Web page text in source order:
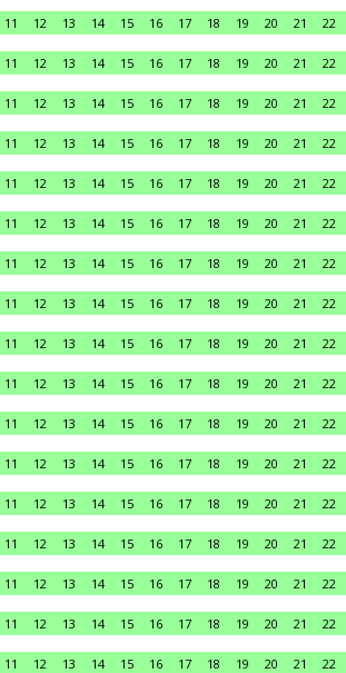
11 12 13 14 15 16 17 18 19 20 21 22
11 12 13 14 15 16 17 18 19 20 21 22
11 12 13 14 15 16 17 18 19 20 21 22
11 12 13 14 15 16 17 18 19 20 21 22
11 12 13 14 15 16 17 18 19 20 21 22
11 12 13 14 15 16 17 18 19 20 21 22
11 12 13 14 15 16 17 18 19 20 21 22
11 12 13 14 15 16 17 18 19 20 21 22
11 12 13 14 15 16 17 18 19 20 21 22
11 12 13 14 15 16 17 18 19 20 21 22
11 12 13 14 15 16 17 18 19 20 21 22
11 12 13 14 15 16 17 18 19 20 21 22
11 12 13 14 15 16 17 18 19 20 21 22
11 12 13 14 15 16 17 18 19 20 21 22
11 12 13 14 15 16 17 18 19 20 21 22
11 12 13 14 15 16 17 18 19 20 21 22
11 12 13 14 15 16 17 18 19 20 21 22